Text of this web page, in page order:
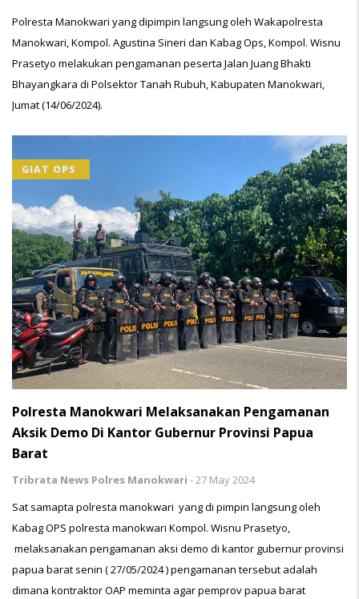
Polresta Manokwari yang dipimpin langsung oleh Wakapolresta
Manokwari, Kompol. Agustina Sineri dan Kabag Ops, Kompol. Wisnu
Prasetyo melakukan pengamanan peserta Jalan Juang Bhakti
Bhayangkara di Polsektor Tanah Rubuh, Kabupaten Manokwari,
Jumat (14/06/2024).
GIAT OPS
Polresta Manokwari Melaksanakan Pengamanan
Aksik Demo Di Kantor Gubernur Provinsi Papua
Barat
Tribrata News Polres Manokwari -27 May 2024
Sat samapta polresta manokwari yang di pimpin langsung oleh
Kabag OPS polresta manokwari Kompol. Wisnu Prasetyo,
melaksanakan pengamanan aksi demo di kantor gubernur provinsi
papua barat senin ( 27/05/2024 ) pengamanan tersebut adalah
dimana kontraktor OAP meminta agar pemprov papua barat